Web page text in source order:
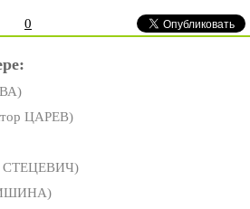
0
ЦАРЕВ)
СТЕЦЕВИЧ)